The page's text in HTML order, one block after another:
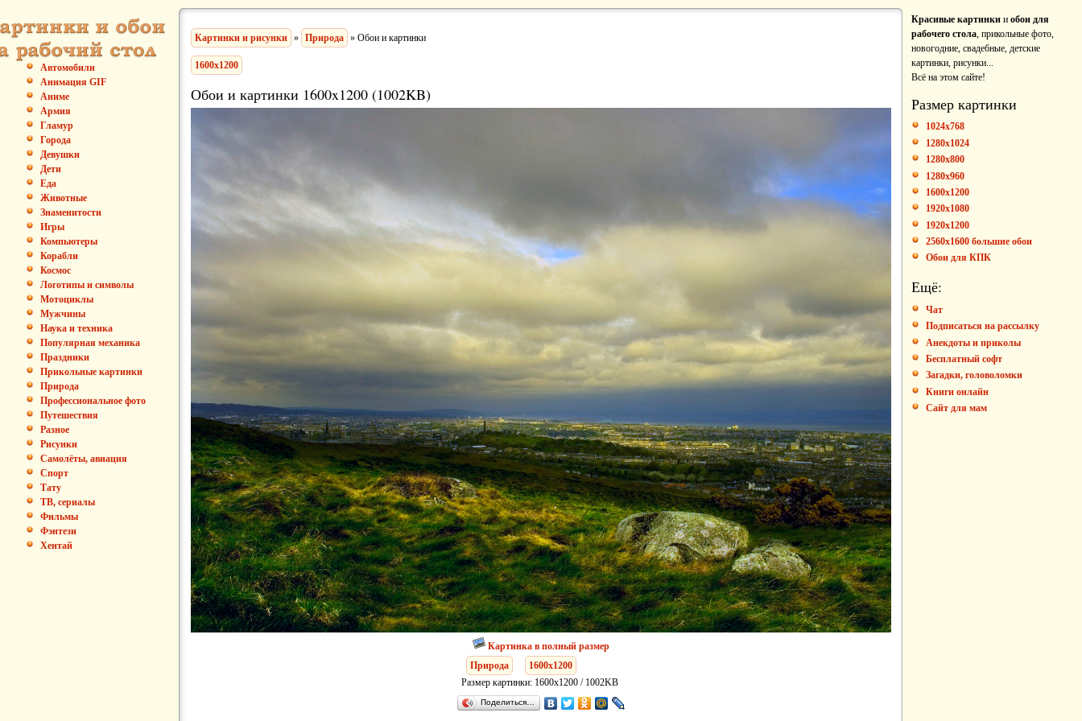
Автомобили
Анимация GIF
Аниме
Армия
Гламур
Города
Девушки
Дети
Еда
Животные
Знаменитости
Игры
Компьютеры
Корабли
Космос
Логотипы и символы
Мотоциклы
Мужчины
Наука и техника
Популярная механика
Праздники
Прикольные картинки
Природа
Профессиональное фото
Путешествия
Разное
Рисунки
Самолёты, авиация
Спорт
Тату
ТВ, сериалы
Фильмы
Фэнтези
Хентай
Картинки и рисунки » Природа » Обои и картинки
1600x1200
Обои и картинки 1600x1200 (1002KB)
Картинка в полный размер
Природа
1600x1200
Размер картинки: 1600x1200 / 1002KB
Поделиться…
Красивые картинки и обои для
рабочего стола, прикольные фото,
новогодние, свадебные, детские
картинки, рисунки...
Всё на этом сайте!
Размер картинки
1024x768
1280x1024
1280x800
1280x960
1600x1200
1920x1080
1920x1200
2560x1600 большие обои
Обои для КПК
Ещё:
Чат
Подписаться на рассылку
Анекдоты и приколы
Бесплатный софт
Загадки, головоломки
Книги онлайн
Сайт для мам